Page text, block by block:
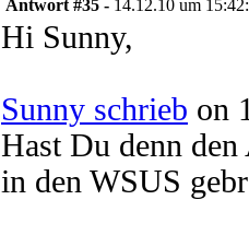
Antwort #35 - 14.12.10 um
Hi Sunny,
Sunny schrieb on
Hast Du denn
in den WSUS